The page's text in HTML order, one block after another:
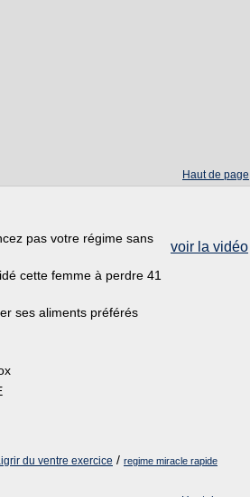
Haut de page
voir la vidéo
pas votre régime sans
cette femme à perdre 41
ses aliments préférés
du ventre exercice / regime miracle rapide